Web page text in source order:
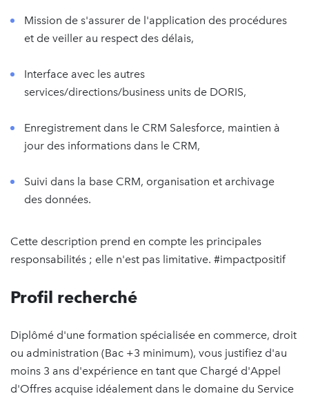
Mission de s'assurer de l'application des procédures
et de veiller au respect des délais,
Interface avec les autres
services/directions/business units de DORIS,
Enregistrement dans le CRM Salesforce, maintien à
jour des informations dans le CRM,
Suivi dans la base CRM, organisation et archivage
des données.
Cette description prend en compte les principales
responsabilités ; elle n'est pas limitative. #impactpositif
Profil recherché
Diplômé d'une formation spécialisée en commerce, droit
ou administration (Bac +3 minimum), vous justifiez d'au
moins 3 ans d'expérience en tant que Chargé d'Appel
d'Offres acquise idéalement dans le domaine du Service